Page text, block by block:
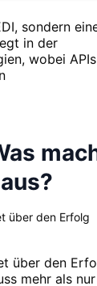
sondern
in der
wobei APIs
über den Erfolg
über den
mehr als nur